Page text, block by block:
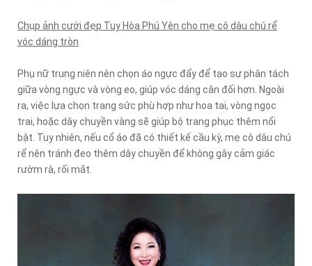
Chụp ảnh cưới đẹp Tuy Hòa Phú Yên cho mẹ cô dâu chú rể
vóc dáng tròn
Phụ nữ trung niên nên chọn áo ngực đẩy để tạo sự phân tách
giữa vòng ngực và vòng eo, giúp vóc dáng cân đối hơn. Ngoài
ra, việc lựa chọn trang sức phù hợp như hoa tai, vòng ngọc
trai, hoặc dây chuyền vàng sẽ giúp bộ trang phục thêm nổi
bật. Tuy nhiên, nếu cổ áo đã có thiết kế cầu kỳ, mẹ cô dâu chú
rể nên tránh đeo thêm dây chuyền để không gây cảm giác
rườm rà, rối mắt.